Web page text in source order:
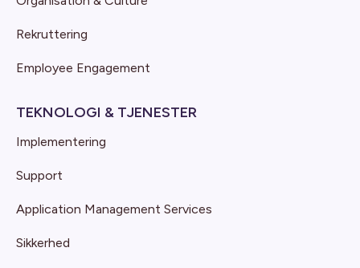
Rekruttering
Employee Engagement
TEKNOLOGI & TJENESTER
Implementering
Support
Application Management Services
Sikkerhed